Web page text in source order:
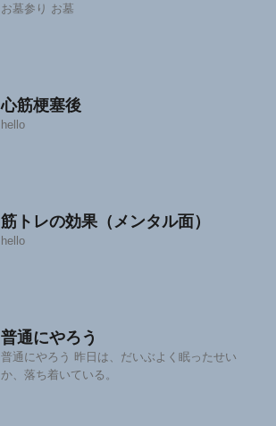
お墓参り お墓
心筋梗塞後
hello
筋トレの効果（メンタル面）
hello
普通にやろう
普通にやろう 昨日は、だいぶよく眠ったせい
か、落ち着いている。